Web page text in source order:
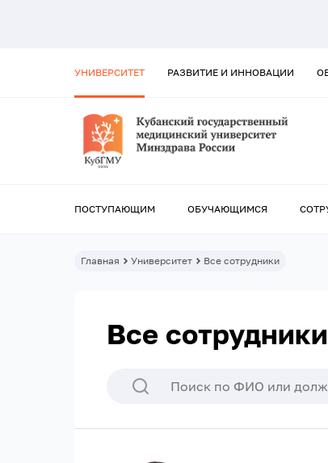
УНИВЕРСИТЕТ РАЗВИТИЕ И ИННОВАЦИИ
ПОСТУПАЮЩИМ ОБУЧАЮЩИМСЯ
Главная Университет Все сотрудники
Все сотрудники